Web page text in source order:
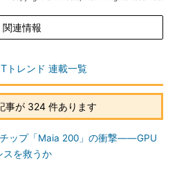
関連情報
レンド 連載一覧
事が 324 件あります
ップ「Maia 200」の衝撃――GPU
スを救うか